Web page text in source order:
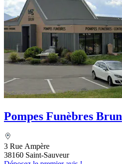
Pompes Funèbres Brun
3 Rue Ampère
38160 Saint-Sauveur